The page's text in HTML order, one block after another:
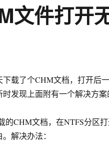
文件打开
下载了个CHM文档，打开后
时发现上面附有一个解决方
的CHM文档，在NTFS分区
。解决办法：